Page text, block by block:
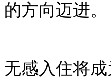
的方向迈进。
无感入住将